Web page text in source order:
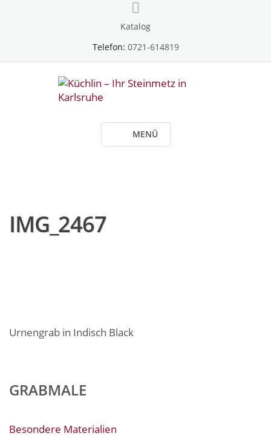
Katalog
Telefon: 0721-614819
MENÜ
IMG_2467
Urnengrab in Indisch Black
GRABMALE
Besondere Materialien